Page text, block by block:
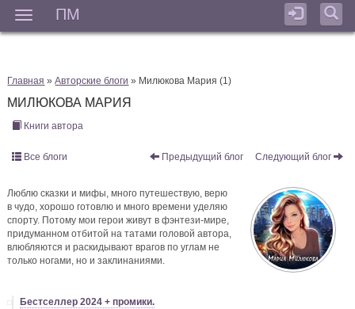
ПМ
Главная »Авторские блоги » Милюкова Мария (1)
МИЛЮКОВА МАРИЯ
Книги автора
Предыдущий блог Следующий блог
Все блоги
Люблю сказки и мифы, много путешествую, верю
в чудо, хорошо готовлю и много времени уделяю
спорту. Потому мои герои живут в фэнтези-мире,
придуманном отбитой на татами головой автора,
влюбляются и раскидывают врагов по углам не
только ногами, но и заклинаниями.
Бестселлер 2024 + промики.
начинающему автору – или – Подводим итоги!
Мне бы кто об этом подсказал, когда я брала измором
издательства
комментирует
Что нужно знать начинающему автору
– или – Подводим итоги!
Полезная информация! Благодарю)
15.10.2021, 16:17